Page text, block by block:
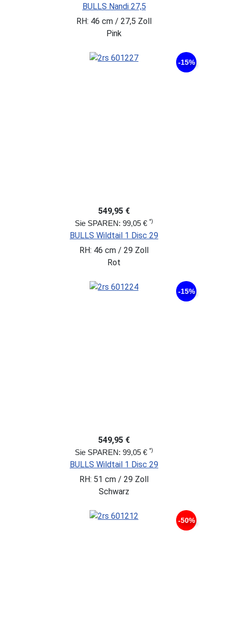
BULLS Nandi 27,5
RH: 46 cm / 27,5 Zoll
Pink
-15%
549,95 €
Sie SPAREN: 99,05 € *)
BULLS Wildtail 1 Disc 29
RH: 46 cm / 29 Zoll
Rot
-15%
549,95 €
Sie SPAREN: 99,05 € *)
BULLS Wildtail 1 Disc 29
RH: 51 cm / 29 Zoll
Schwarz
-50%